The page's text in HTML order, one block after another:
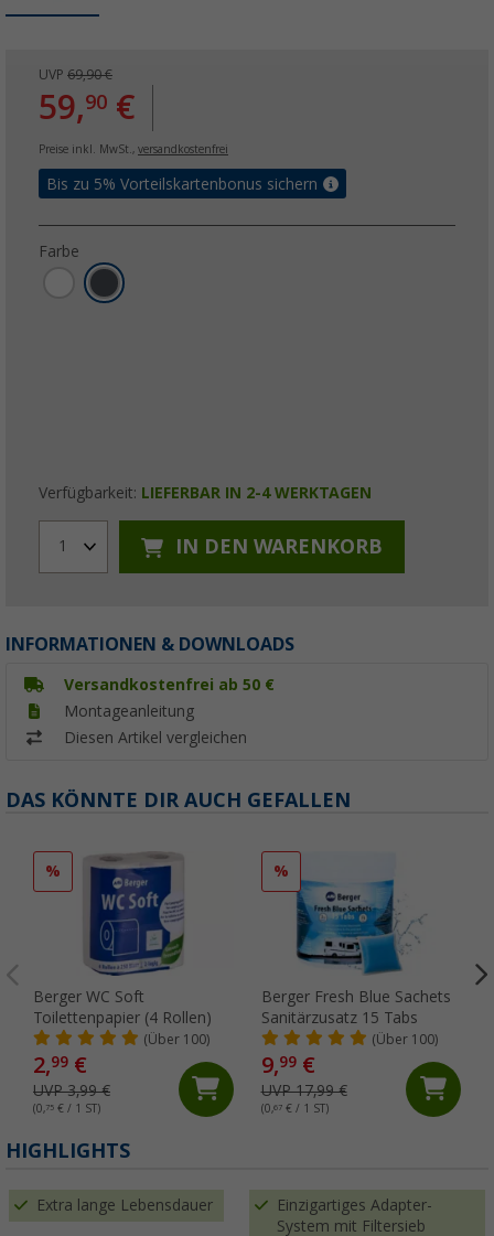
UVP 69,90 €
59,90 €
Preise inkl. MwSt., versandkostenfrei
Bis zu 5% Vorteilskartenbonus sichern
Farbe
Verfügbarkeit: LIEFERBAR IN 2-4 WERKTAGEN
1 IN DEN WARENKORB
INFORMATIONEN & DOWNLOADS
Versandkostenfrei ab 50 €
Montageanleitung
Diesen Artikel vergleichen
DAS KÖNNTE DIR AUCH GEFALLEN
%
Berger WC Soft
Toilettenpapier (4 Rollen)
(Über 100)
2,99 €
UVP 3,99 €
(0,75 € / 1 ST)
%
Berger Fresh Blue Sachets
Sanitärzusatz 15 Tabs
(Über 100)
9,99€
UVP 17,99 €
(0,67€ / 1 ST)
HIGHLIGHTS
Extra lange Lebensdauer
Einzigartiges Adapter-
System mit Filtersieb